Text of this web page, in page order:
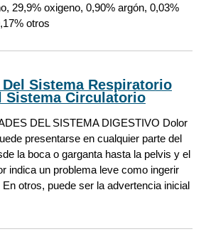
29,9% oxigeno, 0,90% argón, 0,03%
otros
Sistema Respiratorio
Sistema Circulatorio
DEL SISTEMA DIGESTIVO Dolor
presentarse en cualquier parte del
la boca o garganta hasta la pelvis y el
indica un problema leve como ingerir
otros, puede ser la advertencia inicial